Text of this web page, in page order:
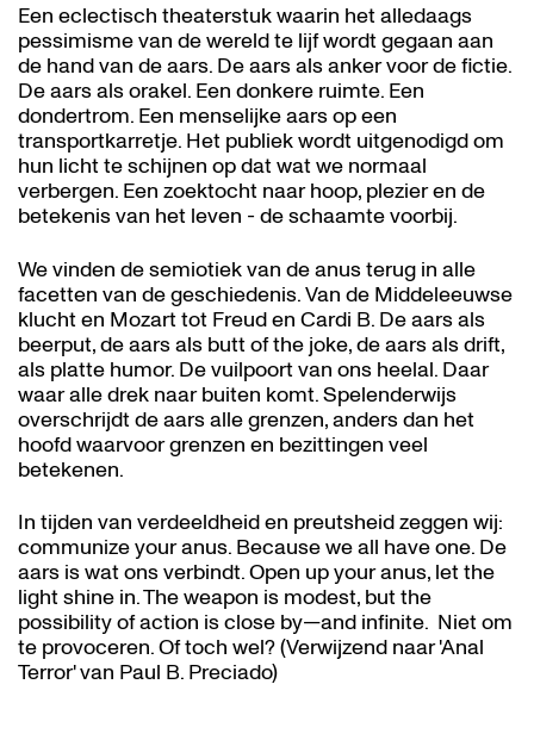
Een eclectisch theaterstuk waarin het alledaags
pessimisme van de wereld te lijf wordt gegaan aan
de hand van de aars. De aars als anker voor de fictie.
De aars als orakel. Een donkere ruimte. Een
dondertrom. Een menselijke aars op een
transportkarretje. Het publiek wordt uitgenodigd om
hun licht te schijnen op dat wat we normaal
verbergen. Een zoektocht naar hoop, plezier en de
betekenis van het leven - de schaamte voorbij.
We vinden de semiotiek van de anus terug in alle
facetten van de geschiedenis. Van de Middeleeuwse
klucht en Mozart tot Freud en Cardi B. De aars als
beerput, de aars als butt of the joke, de aars als drift,
als platte humor. De vuilpoort van ons heelal. Daar
waar alle drek naar buiten komt. Spelenderwijs
overschrijdt de aars alle grenzen, anders dan het
hoofd waarvoor grenzen en bezittingen veel
betekenen.
In tijden van verdeeldheid en preutsheid zeggen wij:
communize your anus. Because we all have one. De
aars is wat ons verbindt. Open up your anus, let the
light shine in. The weapon is modest, but the
possibility of action is close by—and infinite. Niet om
te provoceren. Of toch wel? (Verwijzend naar 'Anal
Terror' van Paul B. Preciado)